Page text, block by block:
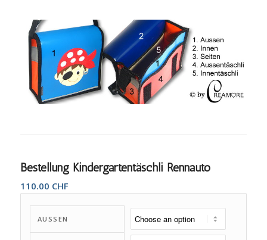
Bestellung Kindergartentäschli Rennauto
110.00 CHF
AUSSEN